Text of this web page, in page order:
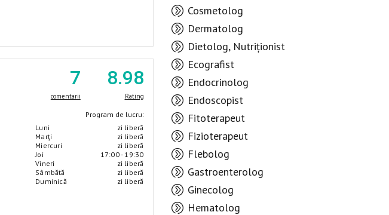
7
comentarii
8.98
Rating
Program de lucru:
Luni
Marţi
Miercuri
Joi
Vineri
Sâmbătă
Duminică
zi liberă
zi liberă
zi liberă
17:00 - 19:30
zi liberă
zi liberă
zi liberă
Cosmetolog
Dermatolog
Dietolog, Nutriționist
Ecografist
Endocrinolog
Endoscopist
Fitoterapeut
Fizioterapeut
Flebolog
Gastroenterolog
Ginecolog
Hematolog